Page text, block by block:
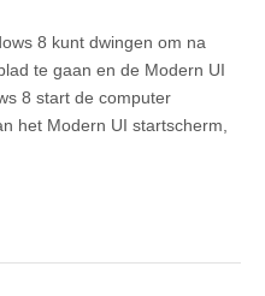
8
startscherm
overslaan
bij
opstarten
8 kunt dwingen om na
te gaan en de Modern UI
8 start de computer
het Modern UI startscherm,